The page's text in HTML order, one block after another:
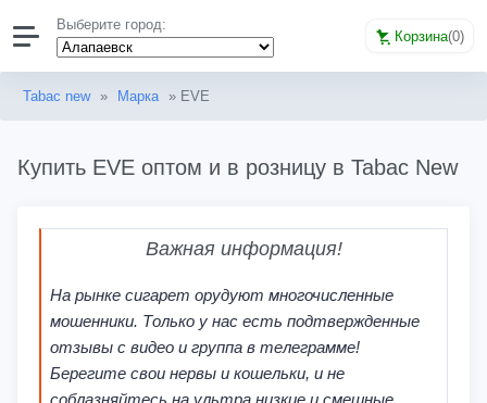
Выберите город:
Корзина(0)
Tabac new » Марка » EVE
Купить EVE оптом и в розницу в Tabac New
Важная информация!
На рынке сигарет орудуют многочисленные
мошенники. Только у нас есть подтвержденные
отзывы с видео и группа в телеграмме!
Берегите свои нервы и кошельки, и не
соблазняйтесь на ультра низкие и смешные